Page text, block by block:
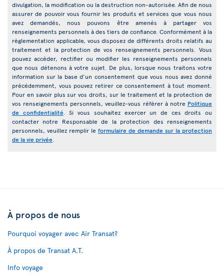
divulgation, la modification ou la destruction non-autorisée. Afin de nous
assurer de pouvoir vous fournir les produits et services que vous nous
avez demandés, nous pouvons être amenés à partager vos
renseignements personnels à des tiers de confiance. Conformément à la
règlementation applicable, vous disposez de différents droits relatifs au
traitement et la protection de vos renseignements personnels. Vous
pouvez accéder, rectifier ou modifier les renseignements personnels
que nous détenons à votre sujet. De plus, lorsque nous traitons votre
information sur la base d’un consentement que vous nous avez donné
précédemment, vous pouvez retirer ce consentement à tout moment.
Pour en savoir plus sur vos droits, sur le traitement et la protection de
vos renseignements personnels, veuillez-vous référer à notre Politique
de confidentialité. Si vous souhaitez exercer un de ces droits ou
contacter notre Responsable de la protection des renseignements
personnels, veuillez remplir le formulaire de demande sur la protection
de la vie privée
À propos de nous
Pourquoi voyager avec Air Transat?
À propos de Transat A.T.
Info voyage